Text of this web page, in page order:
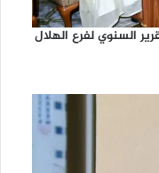
السنوي لفرع الهلال